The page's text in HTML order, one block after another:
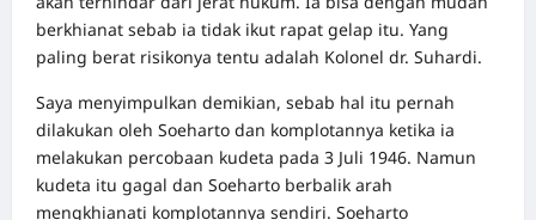
berkhianat sebab ia tidak ikut rapat gelap itu. Yang
paling berat risikonya tentu adalah Kolonel dr. Suhardi.
Saya menyimpulkan demikian, sebab hal itu pernah
dilakukan oleh Soeharto dan komplotannya ketika ia
melakukan percobaan kudeta pada 3 Juli 1946. Namun
kudeta itu gagal dan Soeharto berbalik arah
mengkhianati komplotannya sendiri. Soeharto